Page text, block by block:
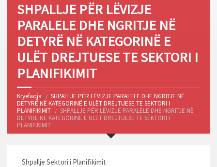
SHPALLJE PËR LËVIZJE
PARALELE DHE NGRITJE NË
DETYRË NË KATEGORINË E
ULËT DREJTUESE TE SEKTORI I
PLANIFIKIMIT
Kryefaqja
SHPALLJE PËR LËVIZJE PARALELE DHE NGRITJE NË
DETYRË NË KATEGORINË E ULËT DREJTUESE TE SEKTORI I
PLANIFIKIMIT
SHPALLJE PËR LËVIZJE PARALELE DHE NGRITJE NË
DETYRË NË KATEGORINË E ULËT DREJTUESE TE SEKTORI I
PLANIFIKIMIT
Shpallje Sektori i Planifikimit